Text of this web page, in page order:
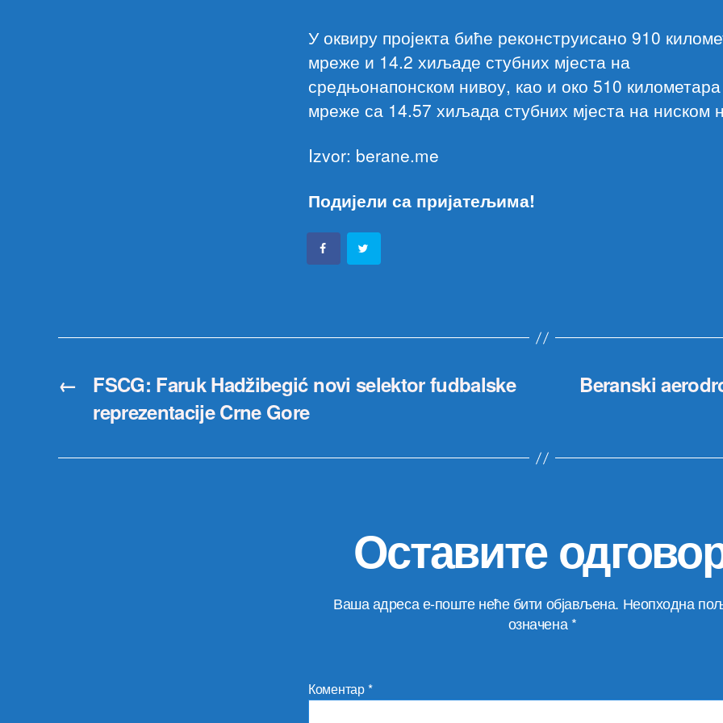
У оквиру пројекта биће реконструисано 910
мреже и 14.2 хиљаде стубних мјеста на
средњонапонском нивоу, као и око 510 километара
мреже са 14.57 хиљада стубних мјеста на ниском
Izvor: berane.me
Подијели са пријатељима!
←
FSCG: Faruk Hadžibegić novi selektor fudbalske
reprezentacije Crne Gore
Beranski
Оставите
Ваша адреса е-поште неће бити објављена. Неопходна
означена*
Коментар*